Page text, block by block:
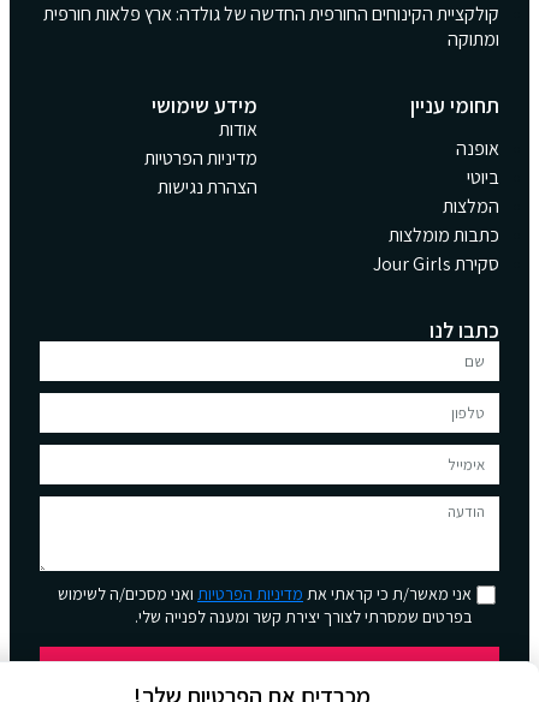
קולקציית הקינוחים החורפית החדשה של גולדה: ארץ פלאות חורפית
ומתוקה
תחומי עניין
אופנה
ביוטי
המלצות
כתבות מומלצות
סקירת Jour Girls
מידע שימושי
אודות
מדיניות הפרטיות
הצהרת נגישות
כתבו לנו
אני מאשר/ת כי קראתי את מדיניות הפרטיות ואני מסכים/ה לשימוש
בפרטים שמסרתי לצורך יצירת קשר ומענה לפנייה שלי.